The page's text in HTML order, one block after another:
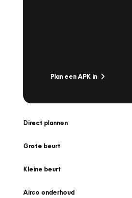
Plan een APK in
Direct plannen
Grote beurt
Kleine beurt
Airco onderhoud